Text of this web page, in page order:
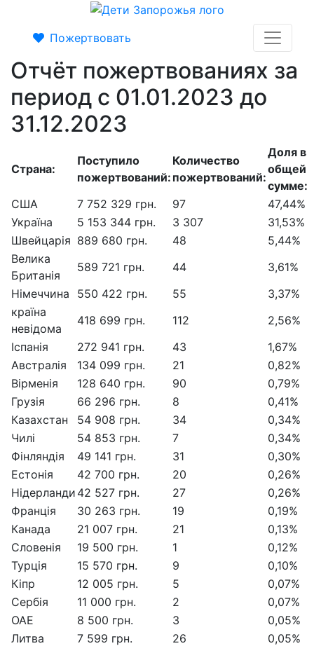
Пожертвовать
Отчёт пожертвованиях за
период с 01.01.2023 до
31.12.2023
Страна:
Поступило
пожертвований:
Количество
пожертвований:
Доля в
общей
сумме:
США
7 752 329 грн. 97
47,44%
Україна
5 153 344 грн. 3 307
31,53%
Швейцарія 889 680 грн. 48
5,44%
Велика
Британія
589 721 грн. 44
3,61%
Німеччина
550 422 грн. 55
3,37%
країна
невідома
418 699 грн. 112
2,56%
Іспанія
272 941 грн. 43
1,67%
Австралія
134 099 грн. 21
0,82%
Вірменія
128 640 грн. 90
0,79%
Грузія
66 296 грн. 8
0,41%
Казахстан
54 908 грн. 34
0,34%
Чилі
54 853 грн. 7
0,34%
Фінляндія
49 141 грн. 31
0,30%
Естонія
42 700 грн. 20
0,26%
Нідерланди 42 527 грн. 27
0,26%
Франція
30 263 грн. 19
0,19%
Канада
21 007 грн. 21
0,13%
Словенія
19 500 грн. 1
0,12%
Турція
15 570 грн. 9
0,10%
Кіпр
12 005 грн. 5
0,07%
Сербія
11 000 грн. 2
0,07%
ОАЕ
8 500 грн. 3
0,05%
Литва
7 599 грн. 26
0,05%